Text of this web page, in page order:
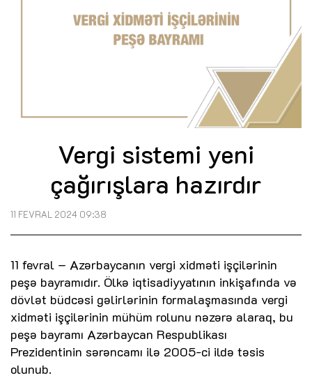
Vergi sistemi yeni
çağırışlara hazırdır
11 FEVRAL 2024 09:38
11 fevral – Azərbaycanın vergi xidməti işçilərinin
peşə bayramıdır. Ölkə iqtisadiyyatının inkişafında və
dövlət büdcəsi gəlirlərinin formalaşmasında vergi
xidməti işçilərinin mühüm rolunu nəzərə alaraq, bu
peşə bayramı Azərbaycan Respublikası
Prezidentinin sərəncamı ilə 2005-ci ildə təsis
olunub.